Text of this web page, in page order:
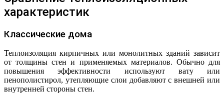
характеристик
Классические дома
Теплоизоляция кирпичных или монолитных зданий зависит
от толщины стен и применяемых материалов. Обычно для
повышения эффективности используют вату или
пенополистирол, утепляющие слои добавляют с внешней или
внутренней стороны стен.